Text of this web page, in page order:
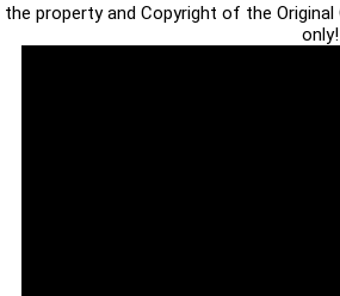
the property and Copyright of the